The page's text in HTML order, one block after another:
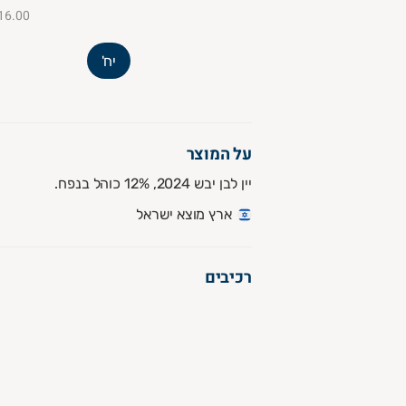
₪16.00 ל-
יח'
על המוצר
יין לבן יבש 2024, 12% כוהל בנפח.
ארץ מוצא ישראל
רכיבים